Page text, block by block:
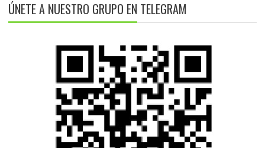
ÚNETE A NUESTRO GRUPO EN TELEGRAM